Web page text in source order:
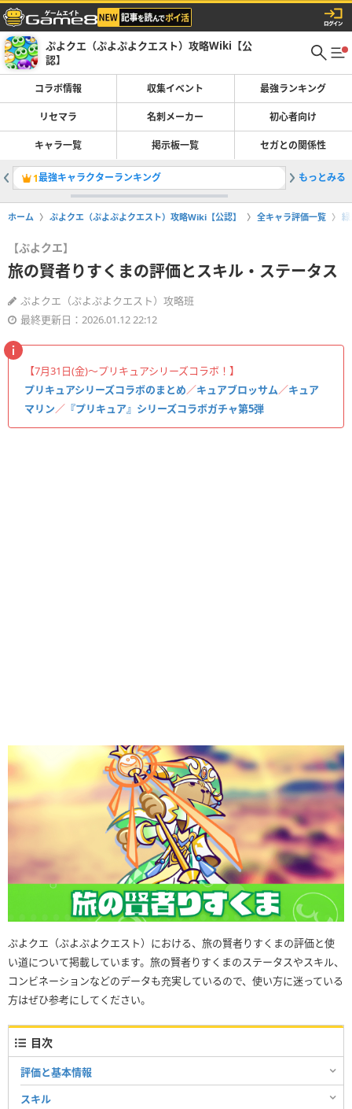
ぷよクエ（ぷよぷよクエスト）攻略Wiki【公
認】
コラボ情報 収集イベント 最強ランキング
リセマラ 名刺メーカー 初心者向け
キャラ一覧 掲示板一覧 セガとの関係性
1最強キャラクターランキング 2プリキ
もっとみる
ホーム ぷよクエ（ぷよぷよクエスト）攻略Wiki【公認】 全キャラ評価一覧
【ぷよクエ】
旅の賢者りすくまの評価とスキル・ステータス
ぷよクエ（ぷよぷよクエスト）攻略班
最終更新日：2026.01.12 22:12
【7月31日(金)〜プリキュアシリーズコラボ！】
プリキュアシリーズコラボのまとめ／キュアブロッサム／キュア
マリン／ 『プリキュア』シリーズコラボガチャ第5弾
ぷよクエ（ぷよぷよクエスト）における、旅の賢者りすくまの評価と使
い道について掲載しています。旅の賢者りすくまのステータスやスキル、
コンビネーションなどのデータも充実しているので、使い方に迷っている
方はぜひ参考にしてください。
目次
評価と基本情報
スキル